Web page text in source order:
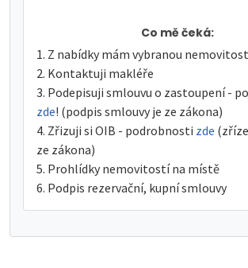
Co mě čeká:
Z nabídky mám vybranou nemovitost
Kontaktuji makléře
Podepisuji smlouvu o zastoupení -
zde! (podpis smlouvy je ze zákona)
Zřizuji si OIB - podrobnosti zde
ze zákona)
Prohlídky nemovitostí na místě
Podpis rezervační, kupní smlouvy